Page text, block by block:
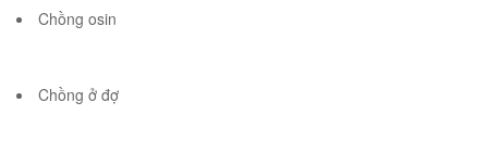
Chồng osin
Chồng ở đợ